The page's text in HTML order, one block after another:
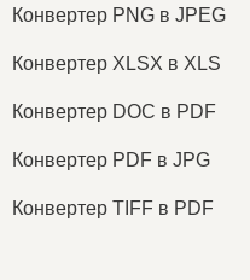
Конвертер PNG в JPEG
Конвертер XLSX в XLS
Конвертер DOC в PDF
Конвертер PDF в JPG
Конвертер TIFF в PDF